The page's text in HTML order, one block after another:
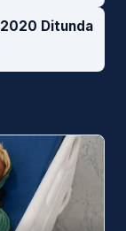
Ditunda